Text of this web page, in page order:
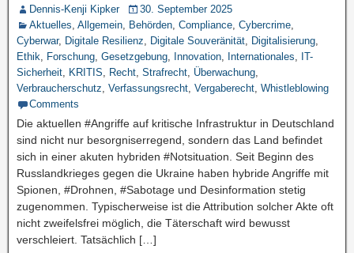
Dennis-Kenji Kipker
30. September 2025
Aktuelles, Allgemein, Behörden, Compliance, Cybercrime,
Cyberwar, Digitale Resilienz, Digitale Souveränität, Digitalisierung,
Ethik, Forschung, Gesetzgebung, Innovation, Internationales, IT-
Sicherheit, KRITIS, Recht, Strafrecht, Überwachung,
Verbraucherschutz, Verfassungsrecht, Vergaberecht, Whistleblowing
Comments
Die aktuellen #Angriffe auf kritische Infrastruktur in Deutschland
sind nicht nur besorgniserregend, sondern das Land befindet
sich in einer akuten hybriden #Notsituation. Seit Beginn des
Russlandkrieges gegen die Ukraine haben hybride Angriffe mit
Spionen, #Drohnen, #Sabotage und Desinformation stetig
zugenommen. Typischerweise ist die Attribution solcher Akte oft
nicht zweifelsfrei möglich, die Täterschaft wird bewusst
verschleiert. Tatsächlich […]